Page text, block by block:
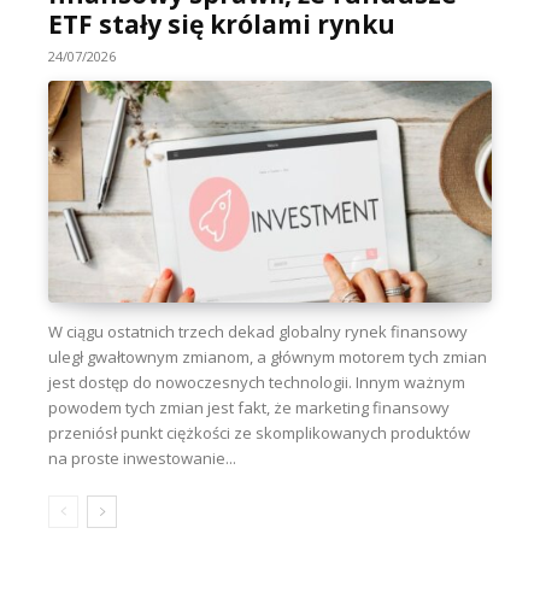
ETF stały się królami rynku
24/07/2026
W ciągu ostatnich trzech dekad globalny rynek finansowy
uległ gwałtownym zmianom, a głównym motorem tych zmian
jest dostęp do nowoczesnych technologii. Innym ważnym
powodem tych zmian jest fakt, że marketing finansowy
przeniósł punkt ciężkości ze skomplikowanych produktów
na proste inwestowanie...